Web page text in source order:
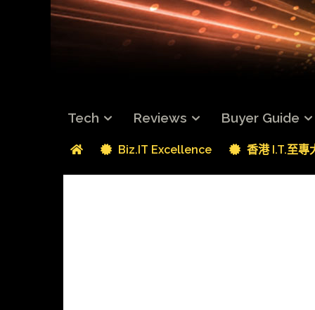
Tech Reviews Buyer Guide
Biz.IT Excellence 香港 I.T.至專